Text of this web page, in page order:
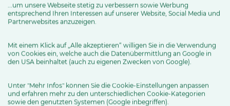
MEHR ERFAHREN
...um unsere Webseite stetig zu verbessern sowie Werbung
entsprechend Ihren Interessen auf unserer Website, Social Media und
Partnerwebsites anzuzeigen.
Mit einem Klick auf „Alle akzeptieren“ willigen Sie in die Verwendung
von Cookies ein, welche auch die Datenübermittlung an Google in
den USA beinhaltet (auch zu eigenen Zwecken von Google).
Unter "Mehr Infos" können Sie die Cookie-Einstellungen anpassen
und erfahren mehr zu den unterschiedlichen Cookie-Kategorien
sowie den genutzten Systemen (Google inbegriffen).